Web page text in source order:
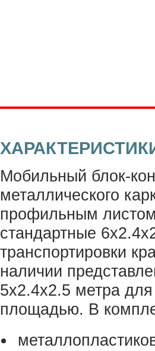
Мобильный блок-
металлического
профильным
стандартные
транспортировки
наличии
5х2.4х2.5 метра
площадью. В